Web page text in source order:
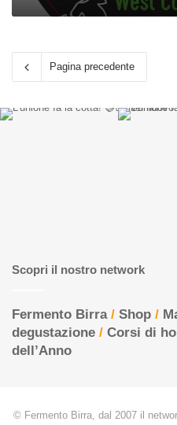
Pagina precedente
Scopri il nostro network
Fermento Birra/ Shop /
degustazione / Corsi di
dell’Anno
© Fermento Birra, dal 2007 il